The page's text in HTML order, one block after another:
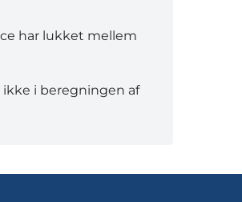
har lukket mellem
i beregningen af